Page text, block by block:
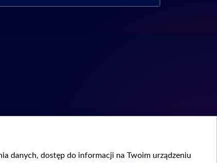
danych, dostęp do informacji na Twoim urządzeniu